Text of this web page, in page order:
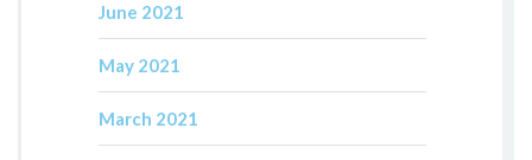
June 2021
May 2021
March 2021